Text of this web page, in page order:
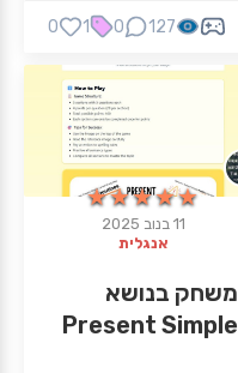
127
0
1
0
★★★★★
★★★★★
11 בנוב 2025
אנגלית
משחק בנושא
Present Simple